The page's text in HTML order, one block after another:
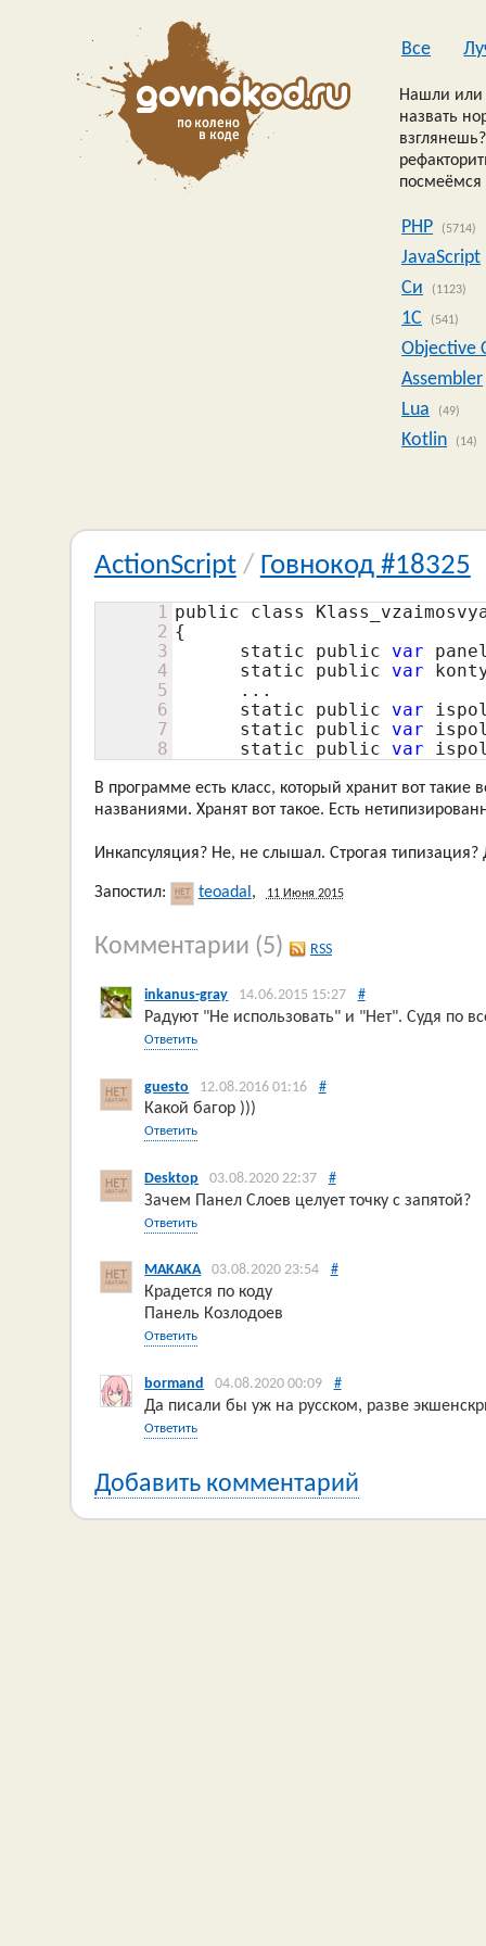
Все
Нашли или
назвать
посмеёмся
PHP (5714)
JavaScript
Си
(1123)
1C (541)
Objective
Assembler
Lua
(49)
Kotlin (14)
ActionScript/ Говнокод #18325
1
2
3
4
5
6
7
8
public class
{
      static public
var
      static public
var
      ...
      static public
var
      static public
var
      static public
var
В программе есть класс, который хранит вот
названиями. Хранят вот такое. Есть
Инкапсуляция? Не, не слышал. Строгая
Запостил: teoadal, 11 Июня 2015
Комментарии (5) RSS
inkanus-gray 14.06.2015 15:27 #
Радуют "Не использовать" и "Нет". Судя по
Ответить
guesto 12.08.2016 01:16 #
Какой багор )))
Ответить
Desktop 03.08.2020 22:37 #
Зачем Панел Слоев целует точку с запятой?
Ответить
MAKAKA 03.08.2020 23:54 #
Крадется по коду
Панель Козлодоев
Ответить
bormand 04.08.2020 00:09 #
Да писали бы уж на русском, разве
Ответить
Добавить комментарий